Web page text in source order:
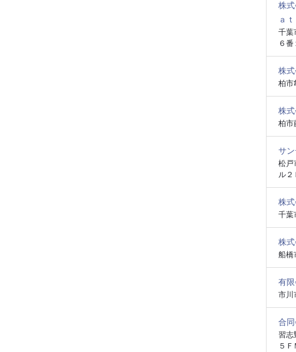
株
ａ
千葉
６
株
柏市
株
柏市
サ
松戸
ル２
株
千葉
株
船橋
有
市川
合
習志
５